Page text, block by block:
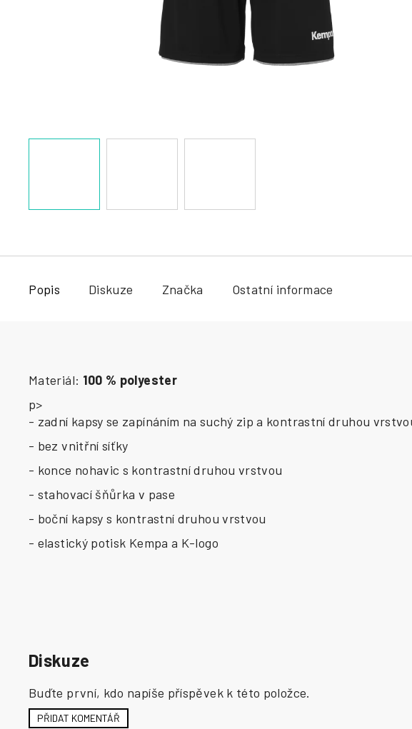
Popis Diskuze Značka Ostatní informace
Materiál: 100 % polyester
p>
- zadní kapsy se zapínáním na suchý zip a kontrastní druhou
- bez vnitřní síťky
- konce nohavic s kontrastní druhou vrstvou
- stahovací šňůrka v pase
- boční kapsy s kontrastní druhou vrstvou
- elastický potisk Kempa a K-logo
Diskuze
Buďte první, kdo napíše příspěvek k této položce.
PŘIDAT KOMENTÁŘ